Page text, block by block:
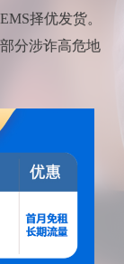
择优发货。
分涉诈高危地